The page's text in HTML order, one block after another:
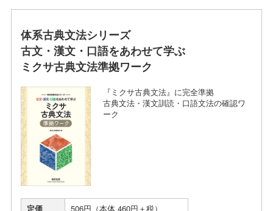
体系古典文法シリーズ
古文・漢文・口語をあわせて学ぶ
ミクサ古典文法準拠ワーク
『ミクサ古典文法』に完全準拠
古典文法・漢文訓読・口語文法の確認ワ
ーク
定価
506円（本体 460円＋税）